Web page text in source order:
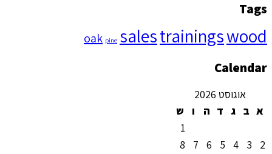
Tags
oak pine salestrainingswood
Calendar
אוגוסט 2026
א ב ג ד ה ו
ש
1
2
3
4
5
6
7
8